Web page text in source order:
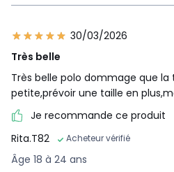
30/03/2026
Très belle
Très belle polo dommage que la
petite,prévoir une taille en
Je recommande ce produit
Rita.T82
Acheteur vérifié
Âge 18 à 24 ans